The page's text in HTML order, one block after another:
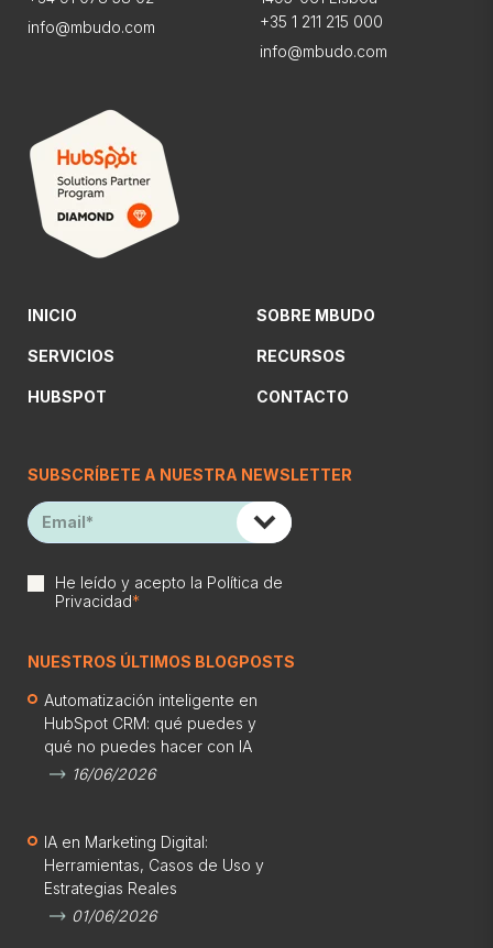
info@mbudo.com
+35 1 211 215 000
info@mbudo.com
INICIO
SERVICIOS
HUBSPOT
SOBRE MBUDO
RECURSOS
CONTACTO
SUBSCRÍBETE A NUESTRA NEWSLETTER
He leído y acepto la Política de
Privacidad*
NUESTROS ÚLTIMOS BLOGPOSTS
Automatización inteligente en
HubSpot CRM: qué puedes y
qué no puedes hacer con IA
16/06/2026
IA en Marketing Digital:
Herramientas, Casos de Uso y
Estrategias Reales
01/06/2026